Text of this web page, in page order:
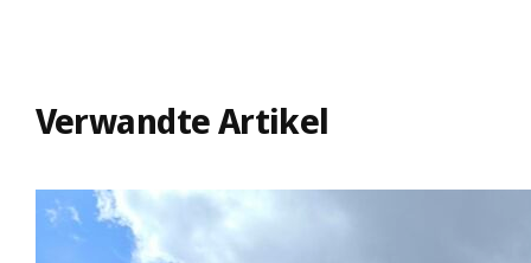
Verwandte Artikel